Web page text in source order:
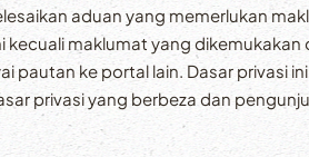
aduan yang memerlukan
maklumat yang dikemukakan
pautan ke portal lain. Dasar privasi
privasi yang berbeza dan